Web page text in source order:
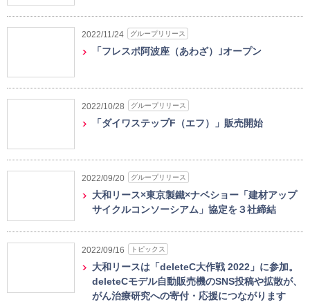
2022/11/24 グループリリース
「フレスポ阿波座（あわざ）｣オープン
2022/10/28 グループリリース
「ダイワステップF（エフ）」販売開始
2022/09/20 グループリリース
大和リース×東京製鐵×ナベショー「建材アップ
サイクルコンソーシアム」協定を３社締結
2022/09/16 トピックス
大和リースは「deleteC大作戦 2022」に参加。
deleteCモデル自動販売機のSNS投稿や拡散が、
がん治療研究への寄付・応援につながります